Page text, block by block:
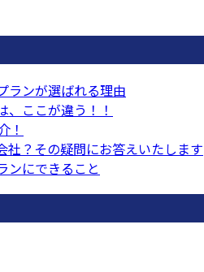
ランが選ばれる理由
ここが違う！！
！
社？その疑問にお答えいたします
ンにできること